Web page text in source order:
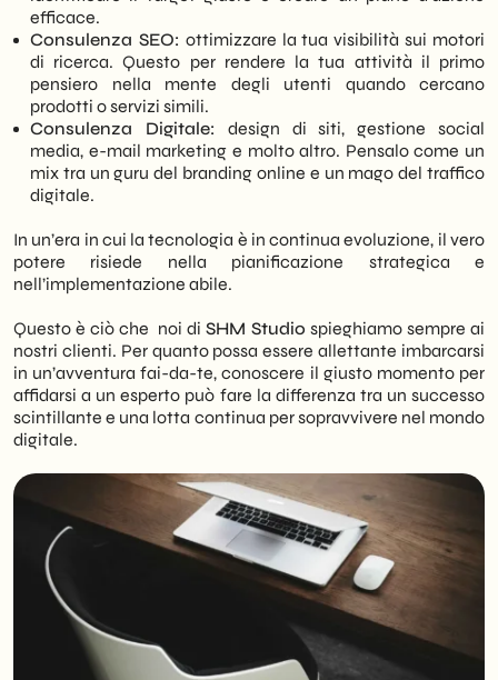
efficace.
Consulenza SEO: ottimizzare la tua visibilità sui motori
di ricerca. Questo per rendere la tua attività il primo
pensiero nella mente degli utenti quando cercano
prodotti o servizi simili.
Consulenza Digitale: design di siti, gestione social
media, e-mail marketing e molto altro. Pensalo come un
mix tra un guru del branding online e un mago del traffico
digitale.
In un’era in cui la tecnologia è in continua evoluzione, il vero
potere risiede nella pianificazione strategica e
nell’implementazione abile.
Questo è ciò che noi di SHM Studio spieghiamo sempre ai
nostri clienti. Per quanto possa essere allettante imbarcarsi
in un’avventura fai-da-te, conoscere il giusto momento per
affidarsi a un esperto può fare la differenza tra un successo
scintillante e una lotta continua per sopravvivere nel mondo
digitale.